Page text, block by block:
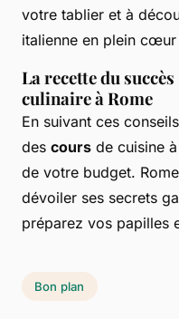
votre tablier et à
italienne en plein
La recette du
culinaire à Rome
En suivant ces
des cours de cuisine
de votre budget.
dévoiler ses secrets
préparez vos papilles
Bon plan